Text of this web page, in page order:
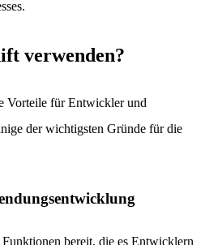
verwenden?
Vorteile für Entwickler und
der wichtigsten Gründe für die
bereit, die es Entwicklern